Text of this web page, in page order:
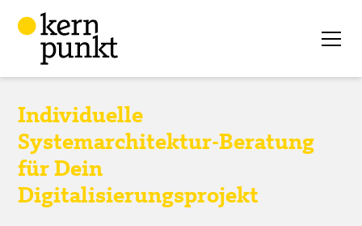
Individuelle
Systemarchitektur-Beratung
für Dein
Digitalisierungsprojekt